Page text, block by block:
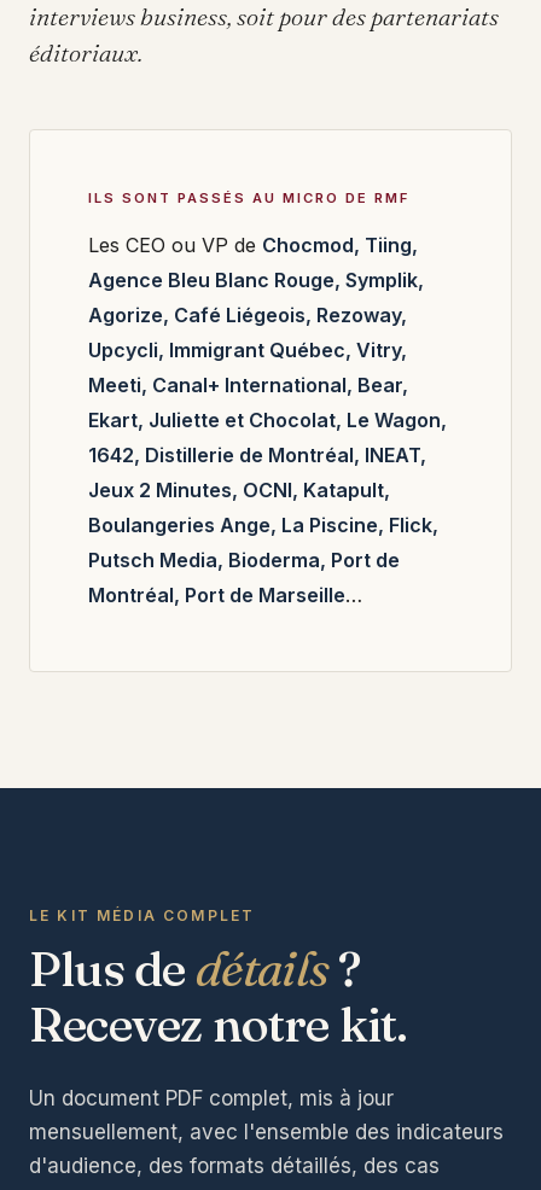
interviews business, soit pour des partenariats
éditoriaux.
ILS SONT PASSÉS AU MICRO DE RMF
Les CEO ou VP de Chocmod, Tiing,
Agence Bleu Blanc Rouge, Symplik,
Agorize, Café Liégeois, Rezoway,
Upcycli, Immigrant Québec, Vitry,
Meeti, Canal+ International, Bear,
Ekart, Juliette et Chocolat, Le Wagon,
1642, Distillerie de Montréal, INEAT,
Jeux 2 Minutes, OCNI, Katapult,
Boulangeries Ange, La Piscine, Flick,
Putsch Media, Bioderma, Port de
Montréal, Port de Marseille…
LE KIT MÉDIA COMPLET
Plus de détails?
Recevez notre kit.
Un document PDF complet, mis à jour
mensuellement, avec l'ensemble des indicateurs
d'audience, des formats détaillés, des cas